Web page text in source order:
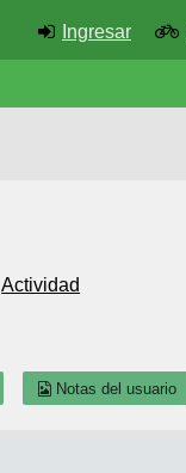
Ingresar
Actividad
Notas del usuario